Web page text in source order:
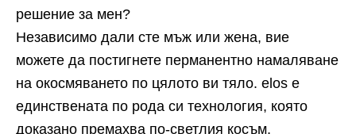
решение за мен?
Независимо дали сте мъж или жена, вие
можете да постигнете перманентно намаляване
на окосмяването по цялото ви тяло. elos е
единствената по рода си технология, която
доказано премахва по-светлия косъм,